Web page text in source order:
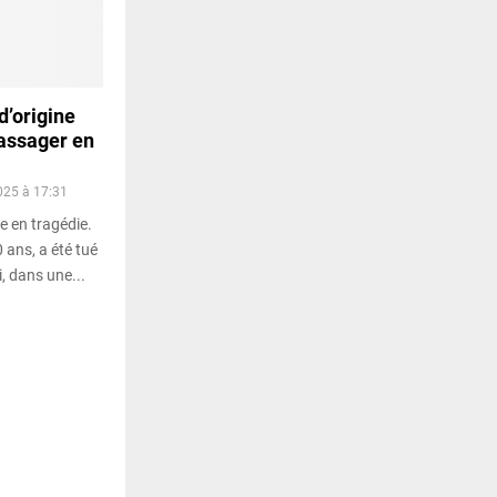
en
à 17:31
en tragédie.
ans, a été tué
dans une...